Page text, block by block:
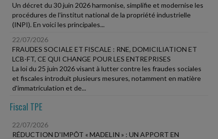
Un décret du 30 juin 2026 harmonise, simplifie et modernise les
procédures de l'institut national de la propriété industrielle
(INPI). En voici les principales...
22/07/2026
FRAUDES SOCIALE ET FISCALE : RNE, DOMICILIATION ET
LCB-FT, CE QUI CHANGE POUR LES ENTREPRISES
La loi du 25 juin 2026 visant à lutter contre les fraudes sociales
et fiscales introduit plusieurs mesures, notamment en matière
d'immatriculation et de...
Fiscal TPE
22/07/2026
RÉDUCTION D'IMPÔT « MADELIN » : UN APPORT EN